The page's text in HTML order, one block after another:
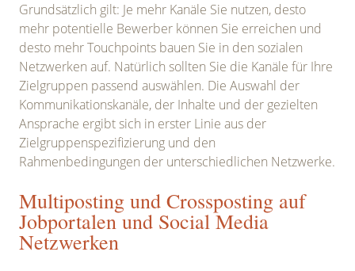
Grundsätzlich gilt: Je mehr Kanäle Sie nutzen, desto
mehr potentielle Bewerber können Sie erreichen und
desto mehr Touchpoints bauen Sie in den sozialen
Netzwerken auf. Natürlich sollten Sie die Kanäle für Ihre
Zielgruppen passend auswählen. Die Auswahl der
Kommunikationskanäle, der Inhalte und der gezielten
Ansprache ergibt sich in erster Linie aus der
Zielgruppenspezifizierung und den
Rahmenbedingungen der unterschiedlichen Netzwerke.
Multiposting und Crossposting auf
Jobportalen und Social Media
Netzwerken